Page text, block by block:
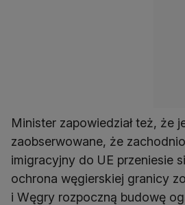
Minister zapowiedział też, że
zaobserwowane, że
imigracyjny do UE przeniesie
ochrona węgierskiej granicy
i Węgry rozpoczną budowę